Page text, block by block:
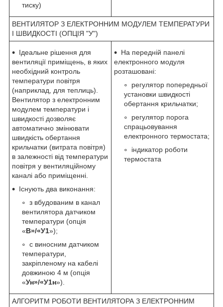
тиску)
ВЕНТИЛЯТОР З ЕЛЕКТРОННИМ МОДУЛЕМ ТЕМПЕРАТУРИ
І ШВИДКОСТІ (ОПЦІЯ "У")
Ідеальне рішення для
вентиляції приміщень, в яких
необхідний контроль
температури повітря
(наприклад, для теплиць).
Вентилятор з електронним
модулем температури і
швидкості дозволяє
автоматично змінювати
швидкість обертання
крильчатки (витрата повітря)
в залежності від температури
повітря у вентиляційному
каналі або приміщенні.
Існують два виконання:
з вбудованим в канал
вентилятора датчиком
температури (опція
«В»/«У1»);
c виносним датчиком
температури,
закріпленому на кабелі
довжиною 4 м (опція
«Ун»/«У1н»).
На передній панелі
електронного модуля
розташовані:
регулятор попередньої
установки швидкості
обертання крильчатки;
регулятор порога
спрацьовування
електронного термостата;
індикатор роботи
термостата
АЛГОРИТМ РОБОТИ ВЕНТИЛЯТОРА З ЕЛЕКТРОННИМ